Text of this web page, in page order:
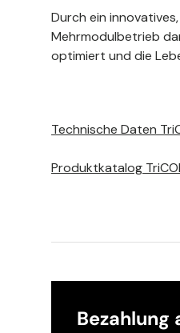
Durch ein
Mehrmodulbetrieb
optimiert und die
Technische Daten
Produktkatalog
Bezahlung